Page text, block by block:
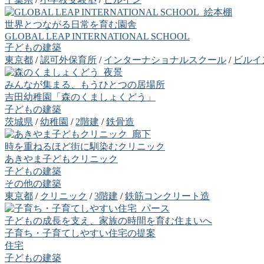
世界とつながる日常を育む園舎
GLOBAL LEAP INTERNATIONAL SCHOOL
子どもの建築
東京都 /認可外保育所 / インターナショナルスクール / ビルイ
みんなが集まる、もうひとつの居場所
吉田幼稚園「森のくましょくどう」
子どもの建築
茨城県 /幼稚園 /2階建 /鉄骨造
時を重ねるほど街に馴染むクリニック
あきやま子どもクリニック
子どもの建築
その他の建築
東京都 / クリニック /3階建 /鉄筋コンクリート造
子どもの成長を支え、家族の時間を育む住まいへ
子育ち・子育てしやすい住宅の提案
住宅
子どもの建築